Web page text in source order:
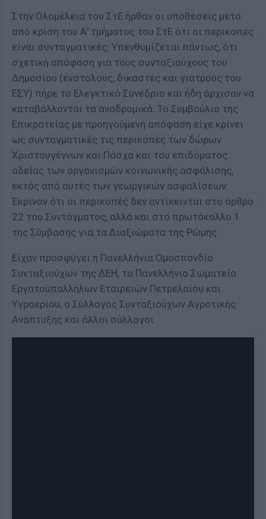
Στην Ολομέλεια του ΣτΕ ήρθαν οι υποθέσεις μετά
από κρίση του Α' τμήματος του ΣτΕ ότι οι περικοπές
είναι συνταγματικές. Υπενθυμίζεται πάντως, ότι
σχετική απόφαση για τους συνταξιούχους του
Δημοσίου (ένστολους, δικαστές και γιατρούς του
ΕΣΥ) πήρε το Ελεγκτικό Συνέδριο και ήδη άρχισαν να
καταβάλλονται τα αναδρομικά. Το Συμβούλιο της
Επικρατείας με προηγούμενη απόφαση είχε κρίνει
ως συνταγματικές τις περικοπές των δώρων
Χριστουγέννων και Πάσχα και του επιδόματος
αδείας των οργανισμών κοινωνικής ασφάλισης,
εκτός από αυτές των γεωργικών ασφαλίσεων.
Έκριναν ότι οι περικοπές δεν αντίκεινται στο άρθρο
22 του Συντάγματος, αλλά και στο πρωτόκολλο 1
της Σύμβασης για τα Διαξιώματα της Ρώμης.
Είχαν προσφύγει η Πανελλήνια Ομοσπονδία
Συνταξιούχων της ΔΕΗ, το Πανελλήνιο Σωματείο
Εργατοϋπαλλήλων Εταιρειών Πετρελαίου και
Υγραερίου, ο Σύλλογος Συνταξιούχων Αγροτικής
Ανάπτυξης και άλλοι σύλλογοι.